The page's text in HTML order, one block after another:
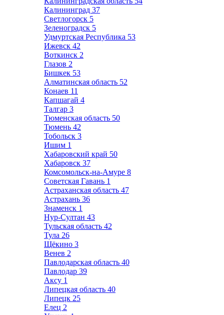
Калининград 37
Светлогорск 5
Зеленоградск 5
Удмуртская Республика 53
Ижевск 42
Воткинск 2
Глазов 2
Бишкек 53
Алматинская область 52
Конаев 11
Капшагай 4
Талгар 3
Тюменская область 50
Тюмень 42
Тобольск 3
Ишим 1
Хабаровский край 50
Хабаровск 37
Комсомольск-на-Амуре 8
Советская Гавань 1
Астраханская область 47
Астрахань 36
Знаменск 1
Нур-Султан 43
Тульская область 42
Тула 26
Щёкино 3
Венев 2
Павлодарская область 40
Павлодар 39
Аксу 1
Липецкая область 40
Липецк 25
Елец 2